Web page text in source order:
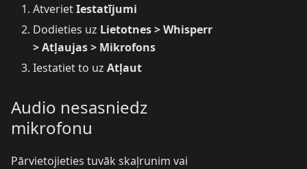
AtverietIestatījumi
Dodieties uz Lietotnes > Whisperr
> Atļaujas > Mikrofons
Iestatiet to uz Atļaut
Audio nesasniedz
mikrofonu
Pārvietojieties tuvāk skaļrunim vai